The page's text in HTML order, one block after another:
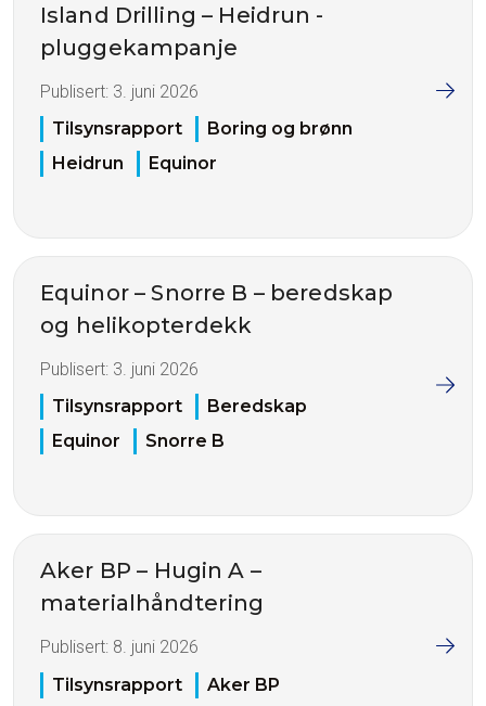
Island Drilling – Heidrun -
pluggekampanje
Publisert: 3. juni 2026
Tilsynsrapport
Boring og brønn
Heidrun
Equinor
Equinor – Snorre B – beredskap
og helikopterdekk
Publisert: 3. juni 2026
Tilsynsrapport
Beredskap
Equinor
Snorre B
Aker BP – Hugin A –
materialhåndtering
Publisert: 8. juni 2026
Tilsynsrapport
Aker BP